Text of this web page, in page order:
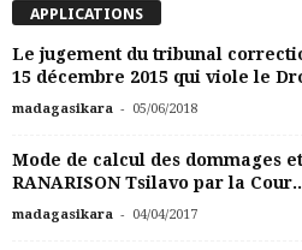
APPLICATIONS
Le jugement du tribunal
15 décembre 2015 qui viole le
madagasikara - 05/06/2018
Mode de calcul des dommages
RANARISON Tsilavo par la
madagasikara - 04/04/2017